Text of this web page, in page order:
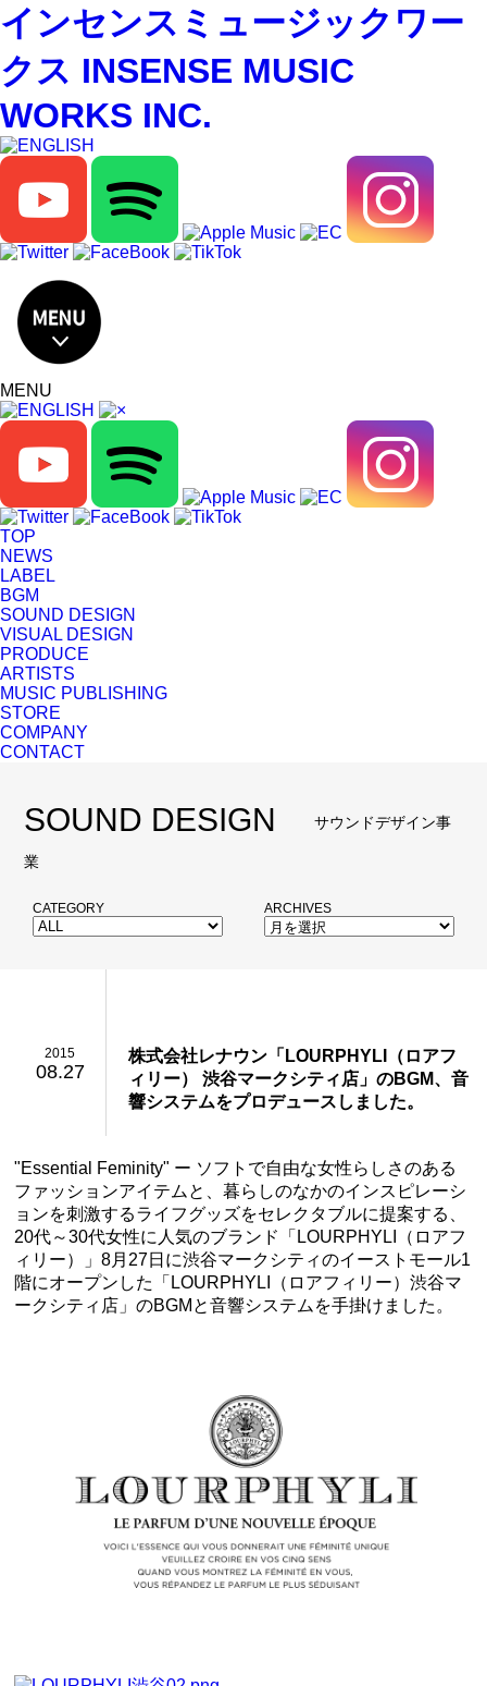
インセンスミュージックワー
クス INSENSE MUSIC
WORKS INC.
MENU
TOP
NEWS
LABEL
BGM
SOUND DESIGN
VISUAL DESIGN
PRODUCE
ARTISTS
MUSIC PUBLISHING
STORE
COMPANY
CONTACT
SOUND DESIGN サウンドデザイン事
業
CATEGORY ARCHIVES
2015
08.27
株式会社レナウン「LOURPHYLI（ロアフ
ィリー） 渋谷マークシティ店」のBGM、音
響システムをプロデュースしました。
"Essential Feminity" ー ソフトで自由な女性らしさのある
ファッションアイテムと、暮らしのなかのインスピレーシ
ョンを刺激するライフグッズをセレクタブルに提案する、
20代～30代女性に人気のブランド「LOURPHYLI（ロアフ
ィリー）」8月27日に渋谷マークシティのイーストモール1
階にオープンした「LOURPHYLI（ロアフィリー）渋谷マ
ークシティ店」のBGMと音響システムを手掛けました。